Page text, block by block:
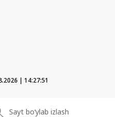
| 14:27:52